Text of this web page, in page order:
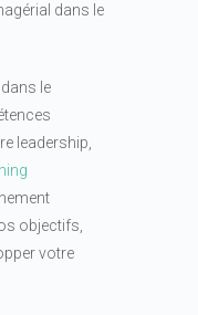
dans le
le
leadership,
objectifs,
votre